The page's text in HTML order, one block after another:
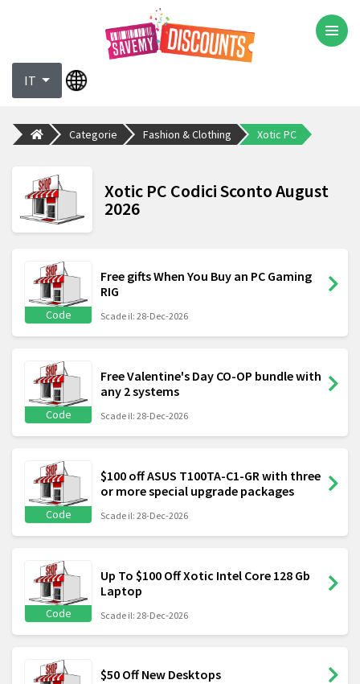
IT
Categorie Fashion & Clothing Xotic PC
Xotic PC Codici Sconto August
2026
Code
Free gifts When You Buy an PC Gaming
RIG
Scade il: 28-Dec-2026
Code
Free Valentine's Day CO-OP bundle with
any 2 systems
Scade il: 28-Dec-2026
Code
$100 off ASUS T100TA-C1-GR with three
or more special upgrade packages
Scade il: 28-Dec-2026
Code
Up To $100 Off Xotic Intel Core 128 Gb
Laptop
Scade il: 28-Dec-2026
$50 Off New Desktops